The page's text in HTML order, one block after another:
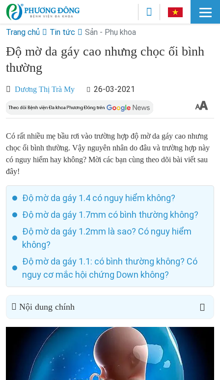
Trang chủ Tin tức Sản - Phụ khoa
Độ mờ da gáy cao nhưng chọc ối bình
thường
Dương Thị Trà My 26-03-2021
Có rất nhiều mẹ bầu rơi vào trường hợp độ mờ da gáy cao nhưng
chọc ối bình thường. Vậy nguyên nhân do đâu và trường hợp này
có nguy hiểm hay không? Mời các bạn cùng theo dõi bài viết sau
đây!
Độ mờ da gáy 1.4 có nguy hiểm không?
Độ mờ da gáy 1.7mm có bình thường không?
Độ mờ da gáy 1.2mm là sao? Có nguy hiểm
không?
Độ mờ da gáy 1.1: có bình thường không? Có
nguy cơ mắc hội chứng Down không?
Nội dung chính